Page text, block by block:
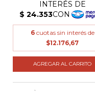
6 cuotas sin interés de
$12.176,67